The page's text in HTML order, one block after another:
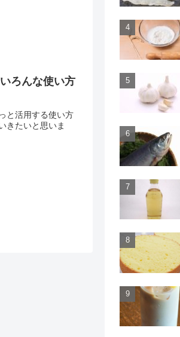
ろんな使い方
と活用する使い方
きたいと思いま